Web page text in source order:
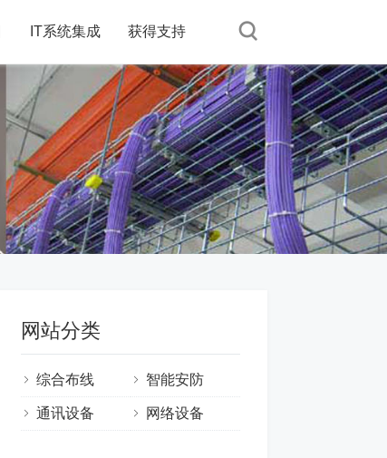
IT系统集成 获得支持
网站分类
综合布线 智能安防
通讯设备 网络设备